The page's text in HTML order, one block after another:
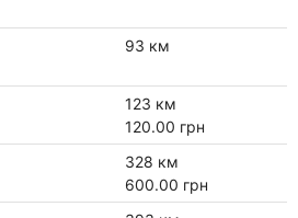
93 км
123 км
120.00 грн
328 км
600.00 грн